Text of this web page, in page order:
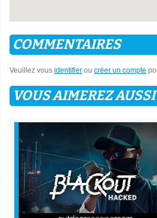
COMMENTAIRES
Veuillez vous identifier ou créer un compte
VOUS AIMEREZ AUSSI